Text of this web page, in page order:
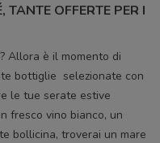
OFFERTE PER I
Allora è il momento di
bottiglie selezionate con
le tue serate estive
fresco vino bianco, un
bollicina, troverai un mare